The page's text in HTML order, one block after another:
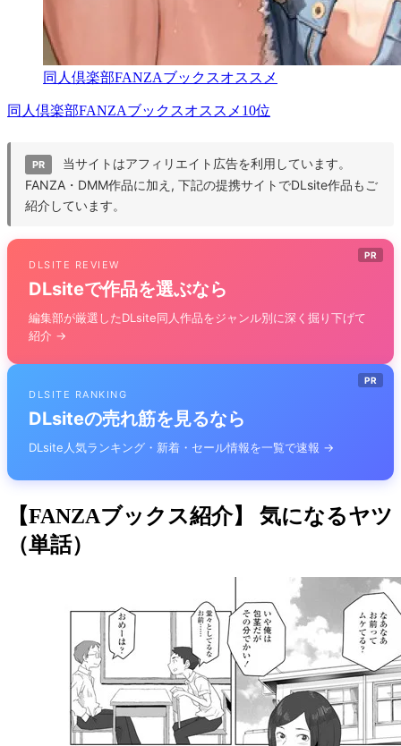
同人倶楽部FANZAブックスオススメ
同人倶楽部FANZAブックスオススメ10位
PR
当サイトはアフィリエイト広告を利用しています。
FANZA・DMM作品に加え, 下記の提携サイトでDLsite作品もご
紹介しています。
PR
DLSITE REVIEW
DLsiteで作品を選ぶなら
編集部が厳選したDLsite同人作品をジャンル別に深く掘り下げて
紹介 →
PR
DLSITE RANKING
DLsiteの売れ筋を見るなら
DLsite人気ランキング・新着・セール情報を一覧で速報 →
【FANZAブックス紹介】 気になるヤツ
（単話）